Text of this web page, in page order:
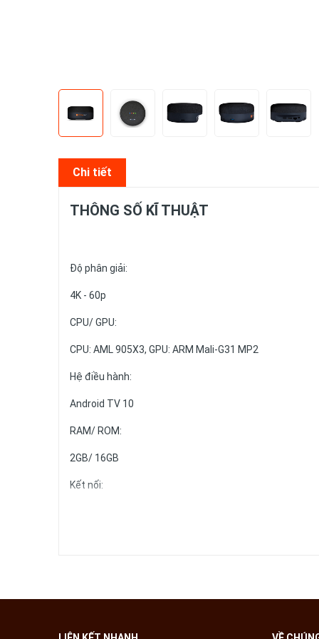
Chi tiết
THÔNG SỐ KĨ THUẬT
Độ phân giải:
4K - 60p
CPU/ GPU:
CPU: AML 905X3, GPU: ARM Mali-G31 MP2
Hệ điều hành:
Android TV 10
RAM/ ROM:
2GB/ 16GB
Kết nối: